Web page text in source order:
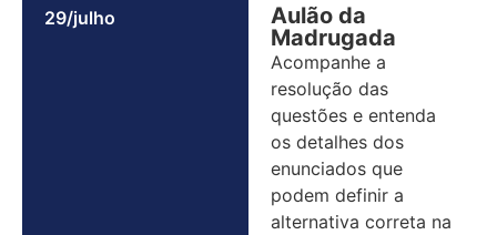
29/julho
Aulão da
Madrugada
Acompanhe a
resolução das
questões e entenda
os detalhes dos
enunciados que
podem definir a
alternativa correta na